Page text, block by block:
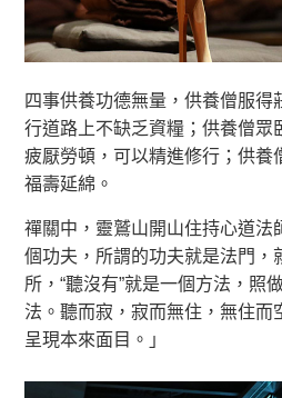
四事供養功德無量，供養僧服得
行道路上不缺乏資糧；供養僧眾
疲厭勞頓，可以精進修行；供養
福壽延綿。
禪關中，靈鷲山開山住持心道法
個功夫，所謂的功夫就是法門，
所，“聽沒有”就是一個方法，照
法。聽而寂，寂而無住，無住而
呈現本來面目。」